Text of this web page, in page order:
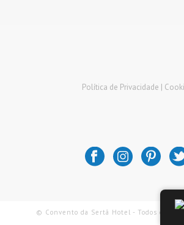
Política de Privacidade |
© Convento da Sertã Hotel - Todos os